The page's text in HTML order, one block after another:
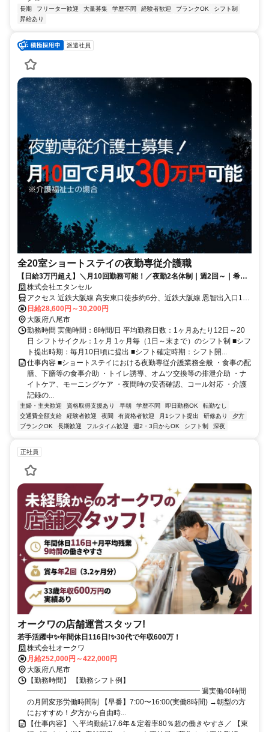
長期 フリーター歓迎 大量募集 学歴不問 経験者歓迎 ブランクOK
シフト制
昇給あり
派遣社員
全20室ショートステイの夜勤専従介護職
【日給3万円超え】＼月10回勤務可能！／夜勤2名体制｜週2回～｜希望
休相談OK｜少人数制で綺麗な施設♪
株式会社エタンセル
アクセス 近鉄大阪線 高安東口徒歩約6分、近鉄大阪線 恩智出入口1徒
歩約11分、近鉄大阪線 河内山本南出口徒歩約21分 【勤務地最寄駅】
近鉄大阪線「高安」駅より徒歩10分
日給28,600円～30,200円
大阪府八尾市
勤務時間 実働時間：8時間/日 平均勤務日数：1ヶ月あたり12日～20
日 シフトサイクル：1ヶ月 1ヶ月毎（1日～末まで）のシフト制 ■シフ
ト提出時期：毎月10日頃に提出 ■シフト確定時期：シフト開...
仕事内容 ■ショートステイにおける夜勤専従介護業務全般 ・食事の配
膳、下膳等の食事介助 ・トイレ誘導、オムツ交換等の排泄介助 ・ナ
イトケア、モーニングケア ・夜間時の安否確認、コール対応 ・介護
記録の...
主婦・主夫歓迎 資格取得支援あり 早朝 学歴不問 即日勤務OK
転勤なし
交通費全額支給
経験者歓迎 夜間 有資格者歓迎 月1シフト提出 研修あり
夕方
ブランクOK
長期歓迎 フルタイム歓迎 週2・3日からOK シフト制 深夜
正社員
オークワの店舗運営スタッフ!
若手活躍中✨年間休日116日!✨30代で年収600万！
株式会社オークワ
月給252,000円～422,000円
大阪府八尾市
【勤務時間】 【勤務シフト例】
━━━━━━━━━━━━━━━━━━━━━━━━ 週実働40時間
の月間変形労働時間制 【早番】7:00〜16:00(実働8時間) →朝型の方
におすすめ！夕方から自由時...
【仕事内容】 ＼平均勤続17.6年＆定着率80％超の働きやすさ／ 【東